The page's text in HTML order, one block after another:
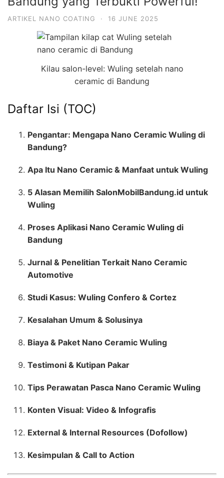
ARTIKEL NANO COATING · 16 JUNE 2025
Kilau salon-level: Wuling setelah nano
ceramic di Bandung
Daftar Isi (TOC)
Pengantar: Mengapa Nano Ceramic Wuling di
Bandung?
Apa Itu Nano Ceramic & Manfaat untuk Wuling
5 Alasan Memilih SalonMobilBandung.id untuk
Wuling
Proses Aplikasi Nano Ceramic Wuling di
Bandung
Jurnal & Penelitian Terkait Nano Ceramic
Automotive
Studi Kasus: Wuling Confero & Cortez
Kesalahan Umum & Solusinya
Biaya & Paket Nano Ceramic Wuling
Testimoni & Kutipan Pakar
Tips Perawatan Pasca Nano Ceramic Wuling
Konten Visual: Video & Infografis
External & Internal Resources (Dofollow)
Kesimpulan & Call to Action